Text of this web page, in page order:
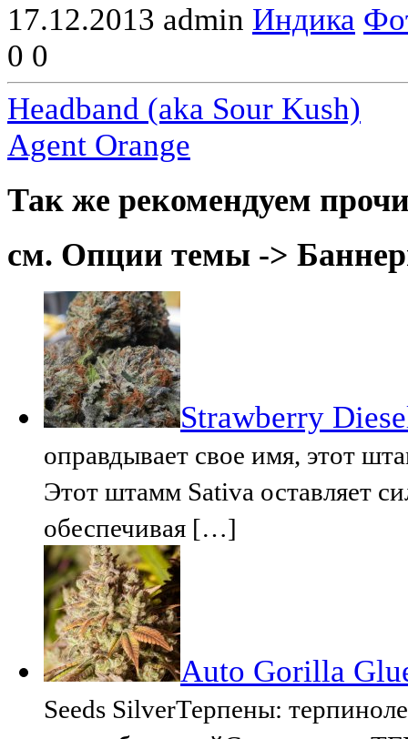
17.12.2013 admin Индика
0 0
Headband (aka Sour Kush)
Agent Orange
Так же рекомендуем
см. Опции темы ->
Strawberry
оправдывает свое имя, этот
Этот штамм Sativa оставляет
обеспечивая […]
Auto Gorilla
Seeds SilverТерпены: